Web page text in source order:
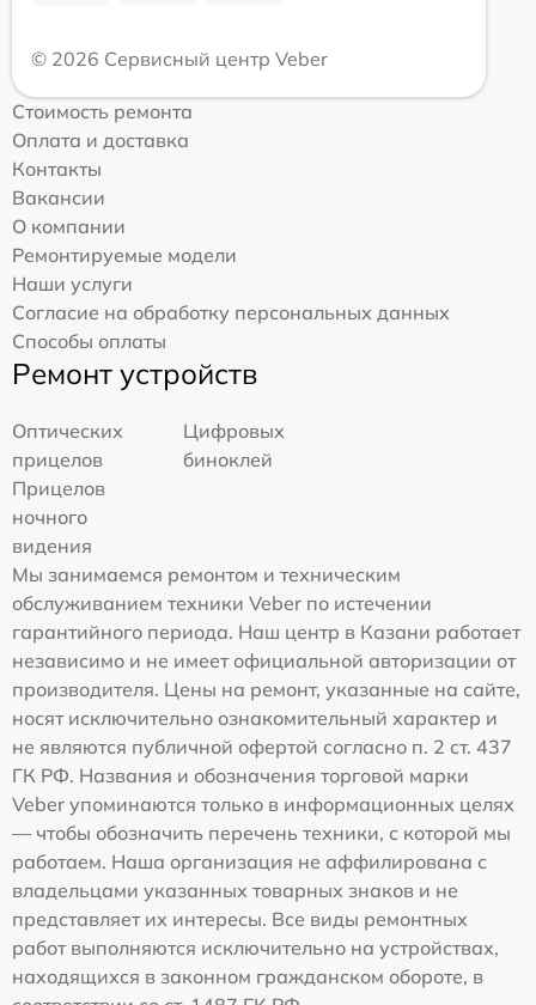
© 2026 Сервисный центр Veber
Стоимость ремонта
Оплата и доставка
Контакты
Вакансии
О компании
Ремонтируемые модели
Наши услуги
Согласие на обработку персональных данных
Способы оплаты
Ремонт устройств
Оптических
прицелов
Цифровых
биноклей
Прицелов
ночного
видения
Мы занимаемся ремонтом и техническим
обслуживанием техники Veber по истечении
гарантийного периода. Наш центр в Казани работает
независимо и не имеет официальной авторизации от
производителя. Цены на ремонт, указанные на сайте,
носят исключительно ознакомительный характер и
не являются публичной офертой согласно п. 2 ст. 437
ГК РФ. Названия и обозначения торговой марки
Veber упоминаются только в информационных целях
— чтобы обозначить перечень техники, с которой мы
работаем. Наша организация не аффилирована с
владельцами указанных товарных знаков и не
представляет их интересы. Все виды ремонтных
работ выполняются исключительно на устройствах,
находящихся в законном гражданском обороте, в